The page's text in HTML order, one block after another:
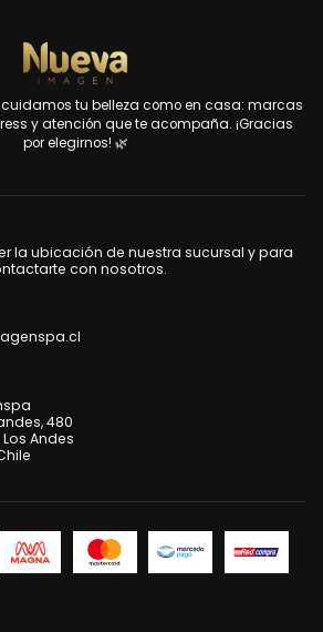
cuidamos tu belleza como en casa: marcas
y atención que te acompaña. ¡Gracias
por elegirnos! 🌿
la ubicación de nuestra sucursal y para
con nosotros.
480
Andes